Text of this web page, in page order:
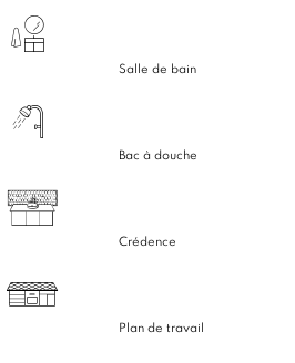
Salle de bain
Bac à douche
Crédence
Plan de travail